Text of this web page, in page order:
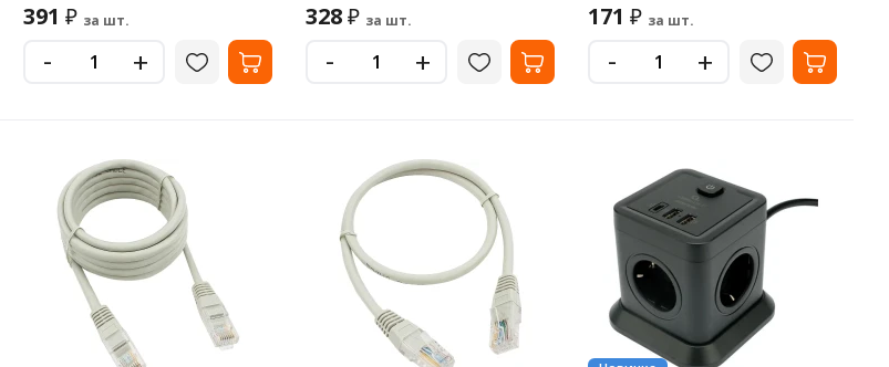
391 ₽ за шт.
- +
328₽ за шт.
- +
171 ₽ за шт.
- +